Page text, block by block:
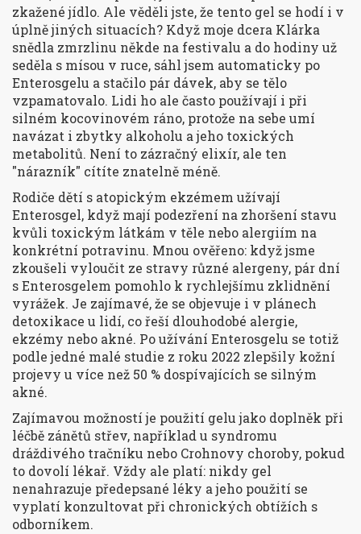
zkažené jídlo. Ale věděli jste, že tento gel se hodí i v
úplně jiných situacích? Když moje dcera Klárka
snědla zmrzlinu někde na festivalu a do hodiny už
seděla s mísou v ruce, sáhl jsem automaticky po
Enterosgelu a stačilo pár dávek, aby se tělo
vzpamatovalo. Lidi ho ale často používají i při
silném kocovinovém ráno, protože na sebe umí
navázat i zbytky alkoholu a jeho toxických
metabolitů. Není to zázračný elixír, ale ten
"nárazník" cítíte znatelně méně.
Rodiče dětí s atopickým ekzémem užívají
Enterosgel, když mají podezření na zhoršení stavu
kvůli toxickým látkám v těle nebo alergiím na
konkrétní potravinu. Mnou ověřeno: když jsme
zkoušeli vyloučit ze stravy různé alergeny, pár dní
s Enterosgelem pomohlo k rychlejšímu zklidnění
vyrážek. Je zajímavé, že se objevuje i v plánech
detoxikace u lidí, co řeší dlouhodobé alergie,
ekzémy nebo akné. Po užívání Enterosgelu se totiž
podle jedné malé studie z roku 2022 zlepšily kožní
projevy u více než 50 % dospívajících se silným
akné.
Zajímavou možností je použití gelu jako doplněk při
léčbě zánětů střev, například u syndromu
dráždivého tračníku nebo Crohnovy choroby, pokud
to dovolí lékař. Vždy ale platí: nikdy gel
nenahrazuje předepsané léky a jeho použití se
vyplatí konzultovat při chronických obtížích s
odborníkem.